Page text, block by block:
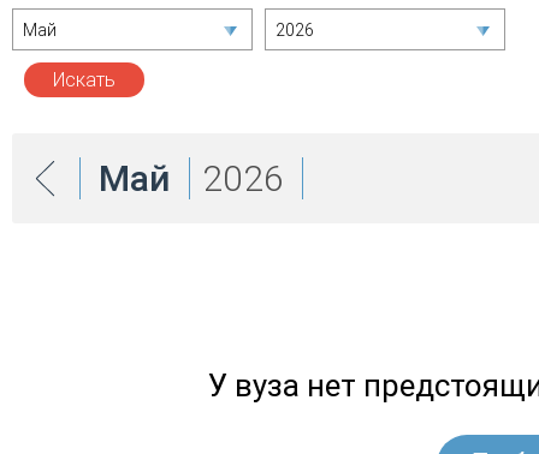
Май 2026
Май 2026
У вуза нет